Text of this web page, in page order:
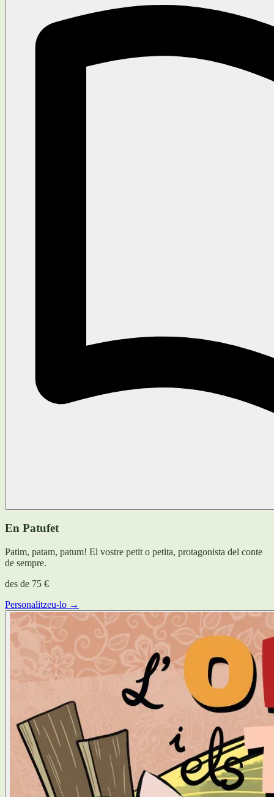
En Patufet
Patim, patam, patum! El vostre petit o petita, protagonista del conte
de sempre.
des de 75 €
Personalitzeu-lo →